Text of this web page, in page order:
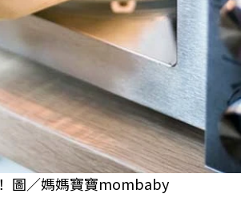
圖／媽媽寶寶mombaby